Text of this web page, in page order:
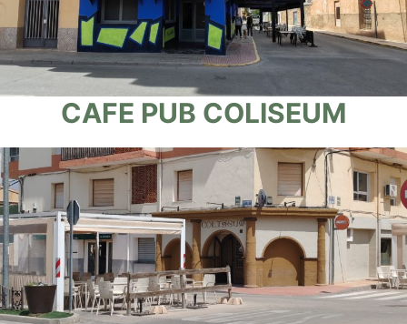
CAFE PUB COLISEUM